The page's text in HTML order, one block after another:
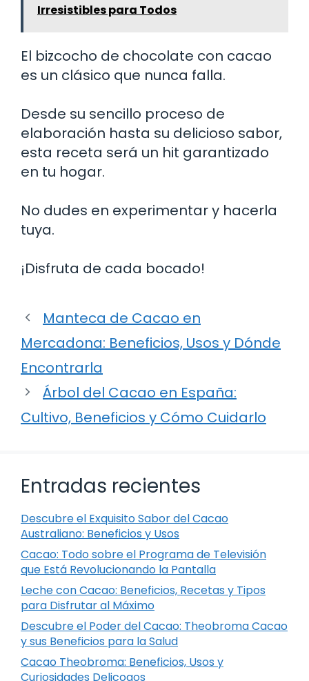
Irresistibles para Todos
El bizcocho de chocolate con cacao
es un clásico que nunca falla.
Desde su sencillo proceso de
elaboración hasta su delicioso sabor,
esta receta será un hit garantizado
en tu hogar.
No dudes en experimentar y hacerla
tuya.
¡Disfruta de cada bocado!
Manteca de Cacao en
Mercadona: Beneficios, Usos y Dónde
Encontrarla
Árbol del Cacao en España:
Cultivo, Beneficios y Cómo Cuidarlo
Entradas recientes
Descubre el Exquisito Sabor del Cacao
Australiano: Beneficios y Usos
Cacao: Todo sobre el Programa de Televisión
que Está Revolucionando la Pantalla
Leche con Cacao: Beneficios, Recetas y Tipos
para Disfrutar al Máximo
Descubre el Poder del Cacao: Theobroma Cacao
y sus Beneficios para la Salud
Cacao Theobroma: Beneficios, Usos y
Curiosidades Delicoaos